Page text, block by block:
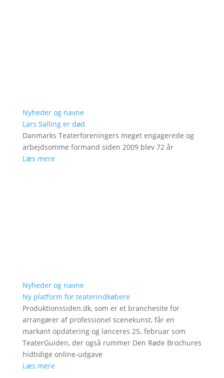
Nyheder og navne
Lars Salling er død
Danmarks Teaterforeningers meget engagerede og
arbejdsomme formand siden 2009 blev 72 år
Læs mere
Nyheder og navne
Ny platform for teaterindkøbere
Produktionssiden.dk, som er et branchesite for
arrangører af professionel scenekunst, får en
markant opdatering og lanceres 25. februar som
TeaterGuiden, der også rummer Den Røde Brochures
hidtidige online-udgave
Læs mere